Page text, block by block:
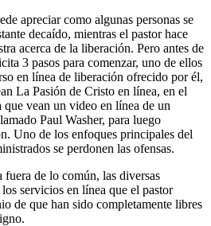
apreciar como algunas personas se
decaído, mientras el pastor hace
acerca de la liberación. Pero antes de
3 pasos para comenzar, uno de ellos
en línea de liberación ofrecido por él,
La Pasión de Cristo en línea, en el
vean un video en línea de un
Paul Washer, para luego
Uno de los enfoques principales del
se perdonen las ofensas.
de lo común, las diversas
servicios en línea que el pastor
de que han sido completamente libres